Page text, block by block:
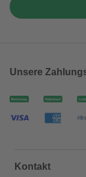
Unsere
Kontakt